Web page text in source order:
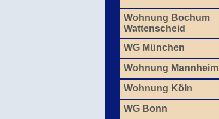
Wohnung Bochum
Wattenscheid
WG München
Wohnung Mannheim
Wohnung Köln
WG Bonn